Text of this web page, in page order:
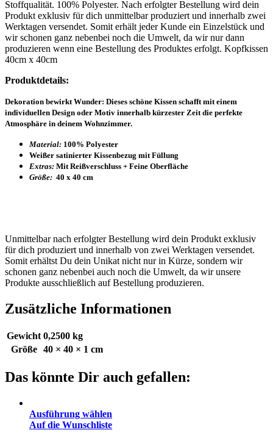
Stoffqualität. 100% Polyester. Nach erfolgter Bestellung wird dein
Produkt exklusiv für dich unmittelbar produziert und innerhalb zwei
Werktagen versendet. Somit erhält jeder Kunde ein Einzelstück und
wir schonen ganz nebenbei noch die Umwelt, da wir nur dann
produzieren wenn eine Bestellung des Produktes erfolgt. Kopfkissen
40cm x 40cm
Produktdetails:
Dekoration bewirkt Wunder: Dieses schöne Kissen schafft mit einem
individuellen Design oder Motiv innerhalb kürzester Zeit die perfekte
Atmosphäre in deinem Wohnzimmer.
Material: 100% Polyester
Weißer satinierter Kissenbezug mit Füllung
Extras: Mit Reißverschluss + Feine Oberfläche
Größe: 40 x 40 cm
Unmittelbar nach erfolgter Bestellung wird dein Produkt exklusiv
für dich produziert und innerhalb von zwei Werktagen versendet.
Somit erhältst Du dein Unikat nicht nur in Kürze, sondern wir
schonen ganz nebenbei auch noch die Umwelt, da wir unsere
Produkte ausschließlich auf Bestellung produzieren.
Zusätzliche Informationen
Gewicht 0,2500 kg
Größe
40 × 40 × 1 cm
Das könnte Dir auch gefallen:
Ausführung wählen
Auf die Wunschliste